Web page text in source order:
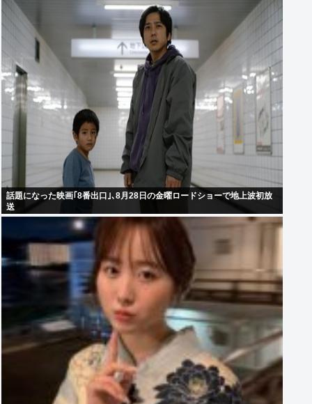
話題になった映画｢8番出口｣､8月28日の金曜ロードショーで地上波初放
送